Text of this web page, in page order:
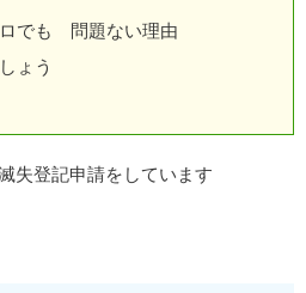
でも 問題ない理由
ょう
失登記申請をしています